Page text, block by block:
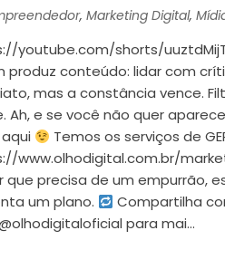
, Marketing Digital,
youtube.com/shorts/
produz conteúdo: lidar com
mas a constância vence.
Ah, e se você não quer
Temos os serviços de
www.olhodigital.com.br/
que precisa de um empurrão,
um plano.
Compartilha
para mai...